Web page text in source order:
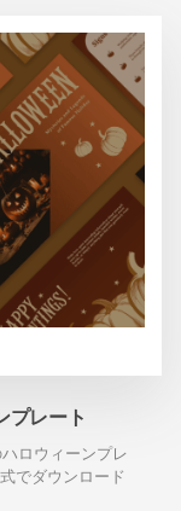
プレート
ロウィーンプレ
でダウンロード